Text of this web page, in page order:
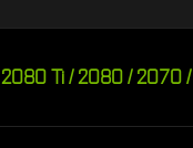
2080 Ti / 2080 / 2070